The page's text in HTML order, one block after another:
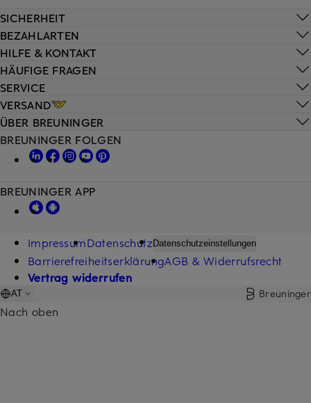
HILFE & KONTAKT
HÄUFIGE FRAGEN
SERVICE
VERSAND
SICHERHEIT
BEZAHLARTEN
ÜBER BREUNINGER
BREUNINGER FOLGEN
BREUNINGER APP
ImpressumDatenschutz Datenschutzeinstellungen
BarrierefreiheitserklärungAGB & Widerrufsrecht
Vertrag widerrufen
AT Breuninger
Nach oben